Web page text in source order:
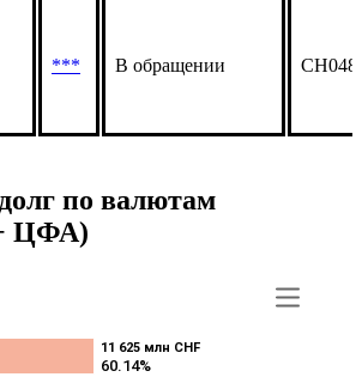
*** В обращении
по валютам
ЦФА)
11 625 млн CHF
60.14%
11 625 млн CHF
60.14%